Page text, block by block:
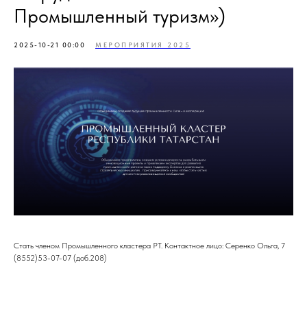
Промышленный туризм»)
2025-10-21 00:00 МЕРОПРИЯТИЯ 2025
Стать членом Промышленного кластера РТ. Контактное лицо: Серенко Ольга, 7
(8552)53-07-07 (доб.208)